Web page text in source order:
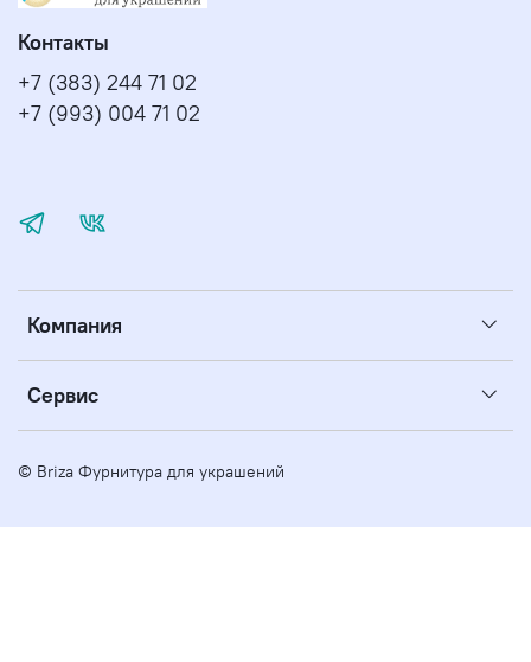
Компания
Сервис
Контакты
+7 (383) 244 71 02
+7 (993) 004 71 02
© Briza Фурнитура для украшений